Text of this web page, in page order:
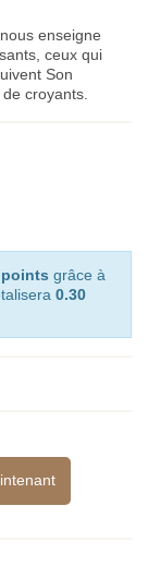
enseigne
ceux qui
Son
croyants.
points grâce à
0.30